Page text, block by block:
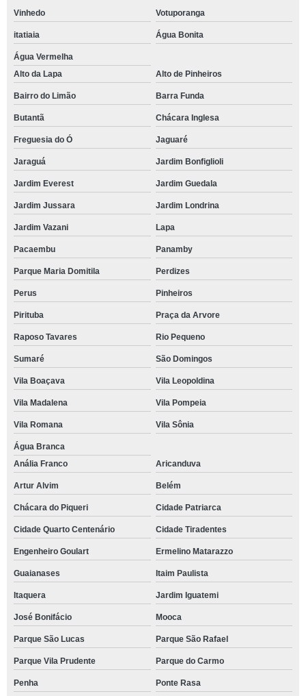
Vinhedo Votuporanga
itatiaia Água Bonita
Água Vermelha
Alto da Lapa
Alto de Pinheiros
Bairro do Limão Barra Funda
Butantã Chácara Inglesa
Freguesia do Ó Jaguaré
Jaraguá Jardim Bonfiglioli
Jardim Everest Jardim Guedala
Jardim Jussara Jardim Londrina
Jardim Vazani Lapa
Pacaembu Panamby
Parque Maria Domitila Perdizes
Perus Pinheiros
Pirituba Praça da Arvore
Raposo Tavares Rio Pequeno
Sumaré São Domingos
Vila Boaçava Vila Leopoldina
Vila Madalena Vila Pompeia
Vila Romana Vila Sônia
Água Branca
Anália Franco
Aricanduva
Artur Alvim Belém
Chácara do Piqueri Cidade Patriarca
Cidade Quarto Centenário Cidade Tiradentes
Engenheiro Goulart Ermelino Matarazzo
Guaianases Itaim Paulista
Itaquera Jardim Iguatemi
José Bonifácio Mooca
Parque São Lucas Parque São Rafael
Parque Vila Prudente Parque do Carmo
Penha Ponte Rasa